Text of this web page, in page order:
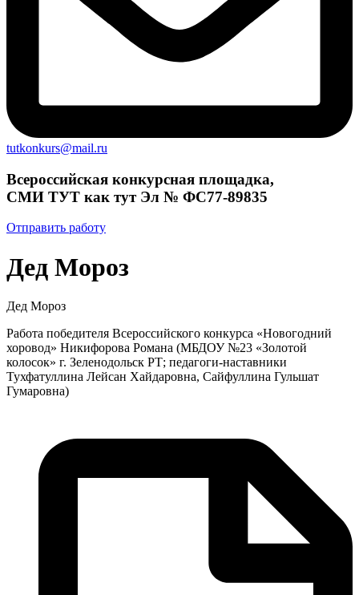
tutkonkurs@mail.ru
Всероссийская конкурсная площадка,
СМИ ТУТ как тут Эл № ФС77-89835
Отправить работу
Дед Мороз
Дед Мороз
Работа победителя Всероссийского конкурса «Новогодний
хоровод» Никифорова Романа (МБДОУ №23 «Золотой
колосок» г. Зеленодольск РТ; педагоги-наставники
Тухфатуллина Лейсан Хайдаровна, Сайфуллина Гульшат
Гумаровна)